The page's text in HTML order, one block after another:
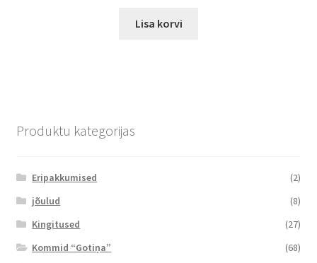
Lisa korvi
Produktu kategorijas
Eripakkumised
(2)
jõulud
(8)
Kingitused
(27)
Kommid “Gotiņa”
(68)